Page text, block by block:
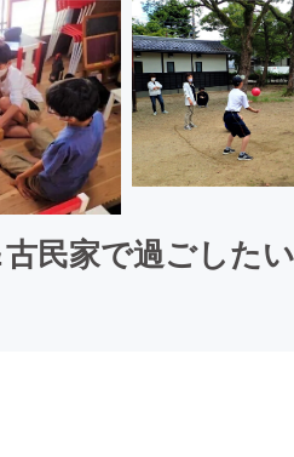
民家で過ごした